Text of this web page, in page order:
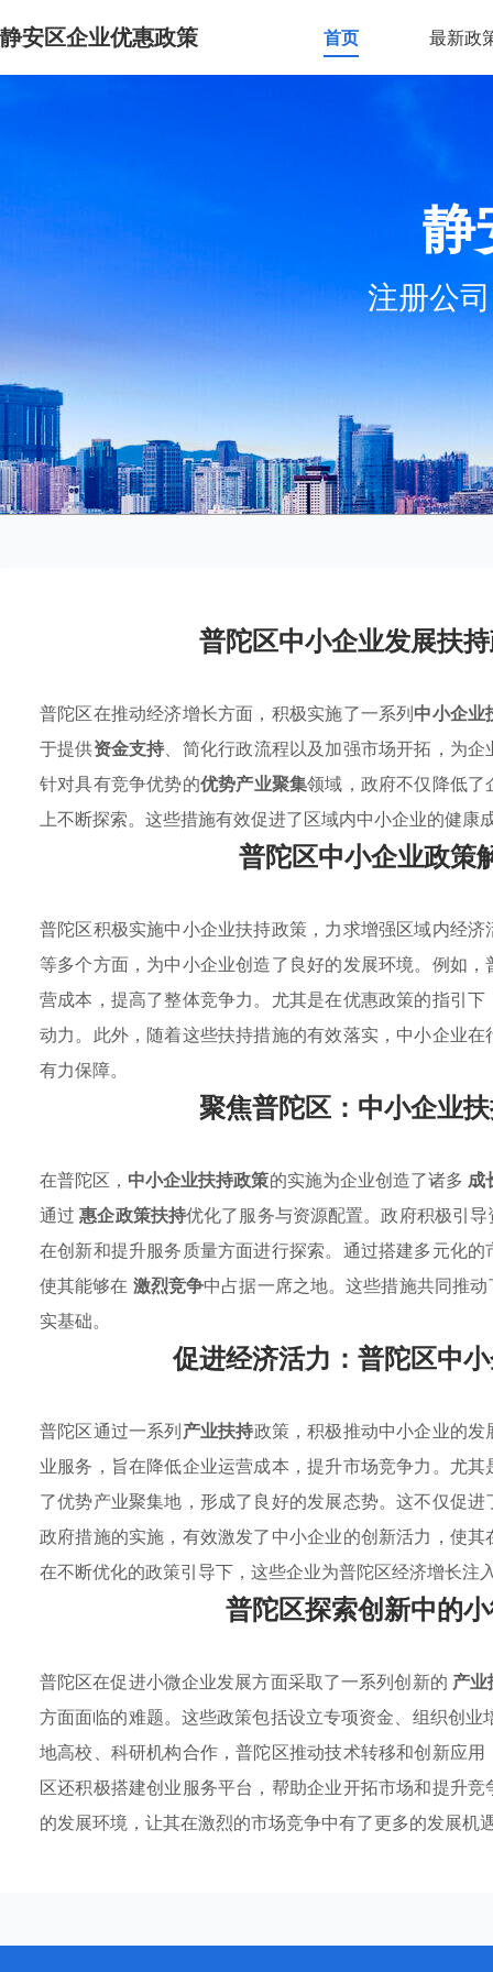
静安区企业优惠政策 首页 最新政
静
注册公
普陀区中小企业发展扶
普陀区在推动经济增长方面，积极实施了一系列中小企业
于提供资金支持、简化行政流程以及加强市场开拓，为
针对具有竞争优势的优势产业聚集领域，政府不仅降低
上不断探索。这些措施有效促进了区域内中小企业的健
普陀区中小企业政策
普陀区积极实施中小企业扶持政策，力求增强区域内经
等多个方面，为中小企业创造了良好的发展环境。例如
营成本，提高了整体竞争力。尤其是在优惠政策的指引
动力。此外，随着这些扶持措施的有效落实，中小企业
有力保障。
聚焦普陀区：中小企业
在普陀区， 中小企业扶持政策的实施为企业创造了诸多 成
通过惠企政策扶持优化了服务与资源配置。政府积极引
在创新和提升服务质量方面进行探索。通过搭建多元化
使其能够在 激烈竞争中占据一席之地。这些措施共同推
实基础。
促进经济活力：普陀区中
普陀区通过一系列产业扶持政策，积极推动中小企业的
业服务，旨在降低企业运营成本，提升市场竞争力。尤
了优势产业聚集地，形成了良好的发展态势。这不仅促
政府措施的实施，有效激发了中小企业的创新活力，使
在不断优化的政策引导下，这些企业为普陀区经济增长注
普陀区探索创新中的
普陀区在促进小微企业发展方面采取了一系列创新的 产
方面面临的难题。这些政策包括设立专项资金、组织创
地高校、科研机构合作，普陀区推动技术转移和创新应
区还积极搭建创业服务平台，帮助企业开拓市场和提升
的发展环境，让其在激烈的市场竞争中有了更多的发展机